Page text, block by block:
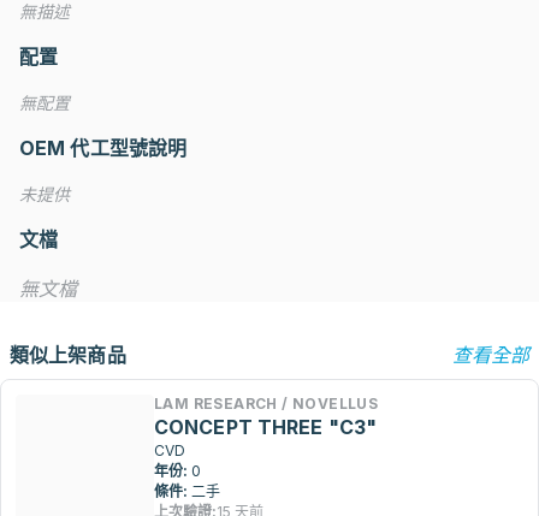
無描述
配置
無配置
OEM 代工型號說明
未提供
文檔
無文檔
類似上架商品 查看全部
LAM RESEARCH / NOVELLUS
CONCEPT THREE "C3"
CVD
年份: 0
條件: 二手
上次驗證:15 天前